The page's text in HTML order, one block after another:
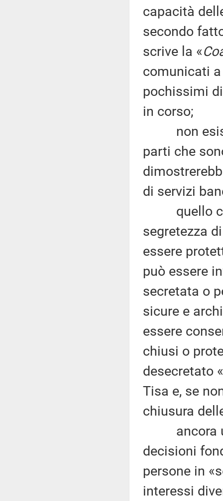
capacità
secondo
scrive la «
comunicati
pochissimi
in corso;
non esiste
parti che
di servizi
quello che
segretezza
essere
può essere
secretata o
sicure e
essere
chiusi o
desecretato
Tisa e, se
chiusura
ancora
decisioni
persone in
interessi